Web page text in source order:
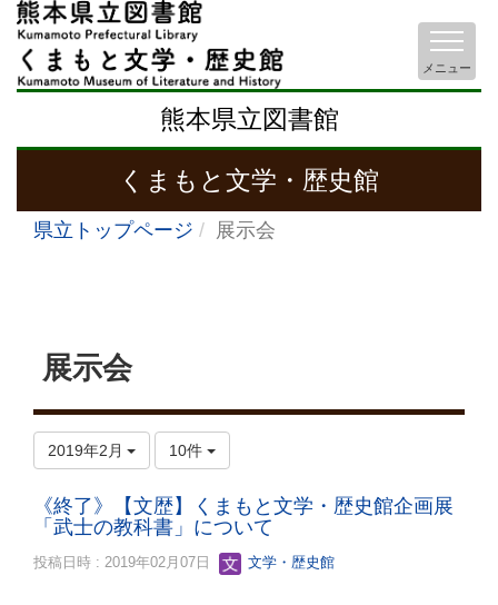
熊本県立図書館
くまもと文学・歴史館
メニュー
県立トップページ 展示会
展示会
2019年2月 10件
《終了》【文歴】くまもと文学・歴史館企画展
「武士の教科書」について
投稿日時 : 2019年02月07日 文学・歴史館